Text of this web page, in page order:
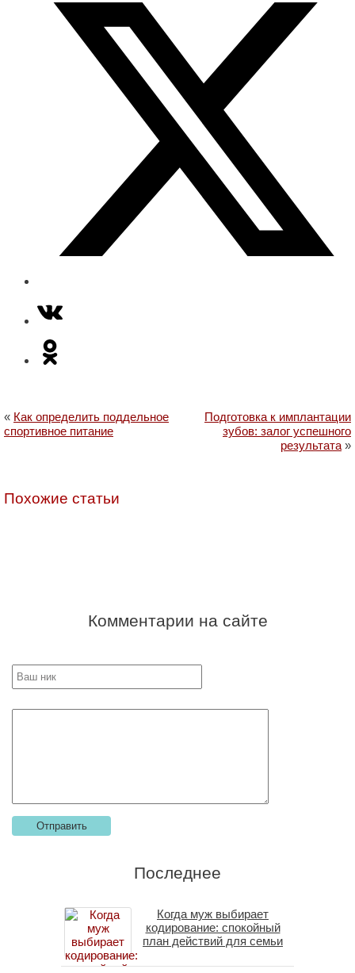
« Как определить поддельное
спортивное питание
Подготовка к имплантации
зубов: залог успешного
результата »
Похожие статьи
Комментарии на сайте
Последнее
Когда муж выбирает
кодирование: спокойный
план действий для семьи